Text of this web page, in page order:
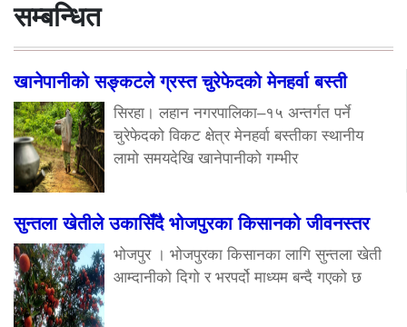
सम्बन्धित
खानेपानीको सङ्कटले ग्रस्त चुरेफेदको मेनहर्वा बस्ती
सिरहा। लहान नगरपालिका–१५ अन्तर्गत पर्ने
चुरेफेदको विकट क्षेत्र मेनहर्वा बस्तीका स्थानीय
लामो समयदेखि खानेपानीको गम्भीर
सुन्तला खेतीले उकासिँदै भोजपुरका किसानको जीवनस्तर
भोजपुर । भोजपुरका किसानका लागि सुन्तला खेती
आम्दानीको दिगो र भरपर्दो माध्यम बन्दै गएको छ